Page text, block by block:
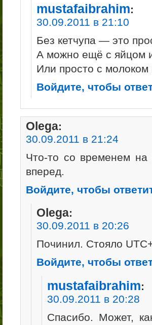
mustafaibrahim:
30.09.2011 в 21:10
Без кетчупа — это
А можно ещё с яйцом
Или просто с
Войдите, чтобы
Olega:
30.09.2011 в 21:24
Что-то со временем
вперед.
Войдите, чтобы
Olega:
30.09.2011 в 20:26
Починил. Стояло
Войдите, чтобы
mustafaibrahim:
30.09.2011 в 20:28
Спасибо. Может,